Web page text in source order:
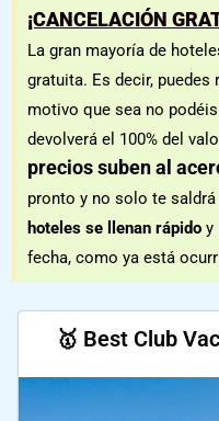
¡CANCELACIÓN
La gran mayoría de
gratuita. Es decir, puedes
motivo que sea no
devolverá el 100% del
precios suben al
pronto y no solo te
hoteles se llenan rápido y
fecha, como ya está
🥇 Best Club